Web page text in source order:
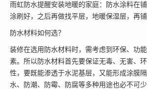
雨虹防水提醒安装地暖的家庭：防水涂料在
涂刷好，之后再做找平层，地暖保湿层，再铺
防水材料如何选？
装修在选用防水材料时，需考虑到环保、功
素。所以防水材料首先要保证无毒、无害、
性，要既能渗透于水泥基层，又能形成涂膜
水、防潮、防霉、防腐等多种用途也必不可